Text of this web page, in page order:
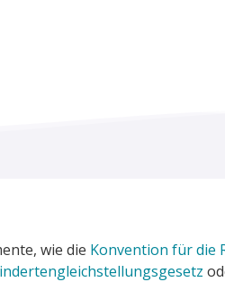
wie die Konvention für die